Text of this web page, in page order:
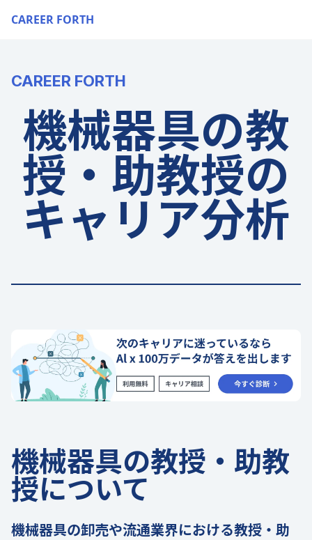
CAREER FORTH
CAREER FORTH
機械器具の教
授・助教授の
キャリア分析
機械器具の教授・助教
授について
機械器具の卸売や流通業界における教授・助